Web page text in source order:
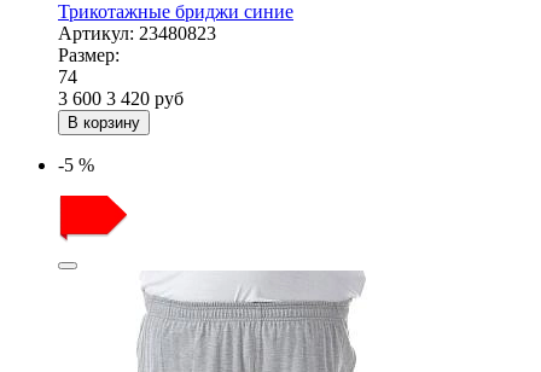
Трикотажные бриджи синие
Артикул: 23480823
Размер:
74
3 600 3 420 руб
В корзину
-5 %